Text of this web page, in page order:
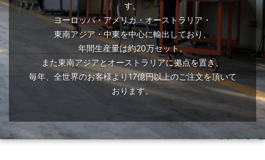
す。
ヨーロッパ・アメリカ・オーストラリア・
東南アジア・中東を中心に輸出しており、
年間生産量は約20万セット。
また東南アジアとオーストラリアに拠点を置き、
毎年、全世界のお客様より17億円以上のご注文を頂いて
おります。